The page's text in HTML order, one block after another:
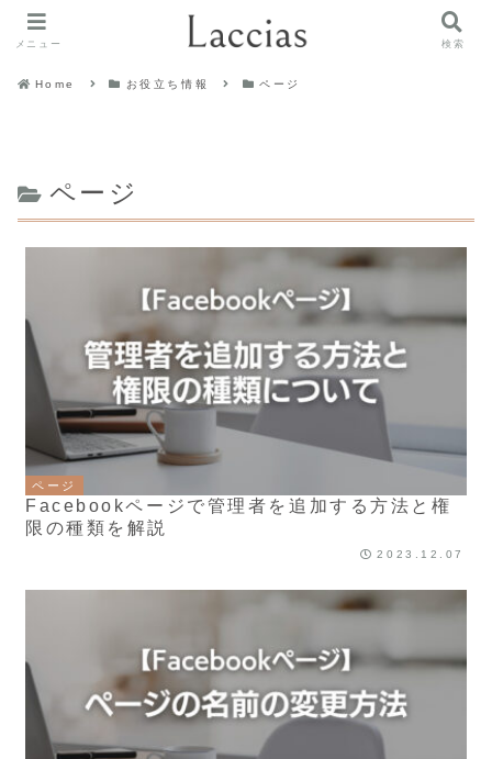
Home お役立ち情報 ページ
ページ
ページ
Facebookページで管理者を追加する方法と権
限の種類を解説
2023.12.07
メニュー 検索